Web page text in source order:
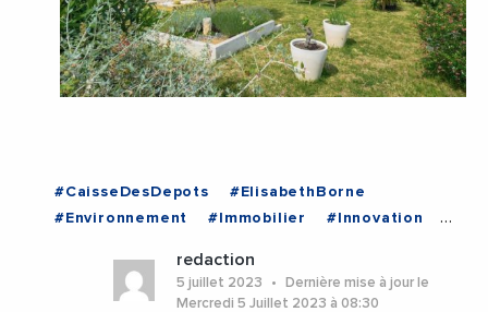
#CaisseDesDepots
#ElisabethBorne
#Environnement
#Immobilier
#Innovation
#Montpellier
redaction
5 juillet 2023
Dernière mise à jour le
Mercredi 5 Juillet 2023 à 08:30